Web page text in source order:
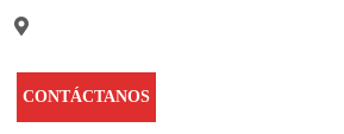
CONTÁCTANOS